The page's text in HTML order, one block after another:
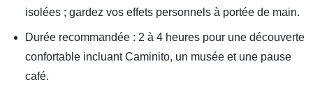
isolées ; gardez vos effets personnels à portée de main.
Durée recommandée : 2 à 4 heures pour une découverte
confortable incluant Caminito, un musée et une pause
café.